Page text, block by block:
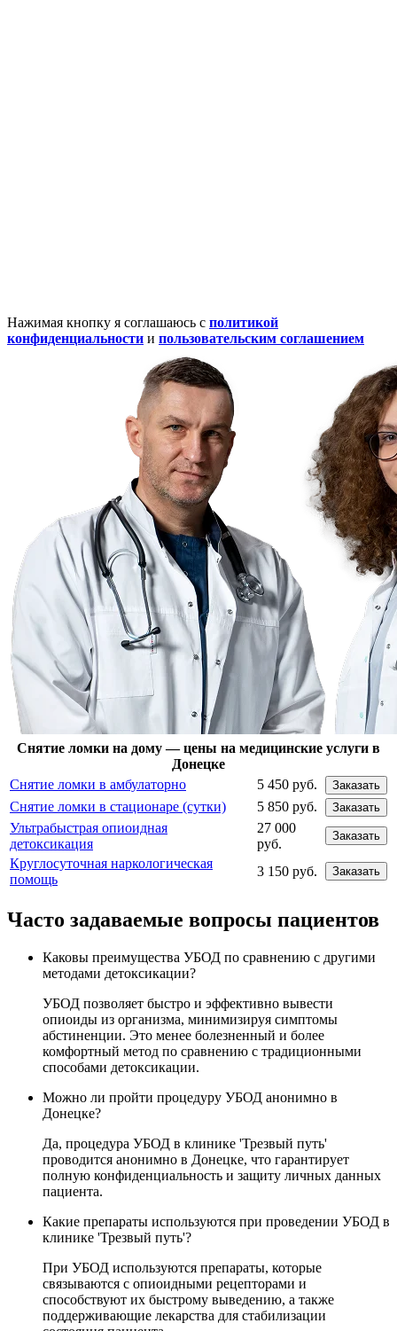
Нажимая кнопку я соглашаюсь с политикой
конфиденциальности и пользовательским соглашением
Снятие ломки на дому — цены на медицинские услуги в
Донецке
Снятие ломки в амбулаторно
5 450 руб. Заказать
Снятие ломки в стационаре (сутки) 5 850 руб. Заказать
Ультрабыстрая опиоидная
детоксикация
27 000
руб.
Заказать
Круглосуточная наркологическая
помощь
3 150 руб. Заказать
Часто задаваемые вопросы пациентов
Каковы преимущества УБОД по сравнению с другими
методами детоксикации?
УБОД позволяет быстро и эффективно вывести
опиоиды из организма, минимизируя симптомы
абстиненции. Это менее болезненный и более
комфортный метод по сравнению с традиционными
способами детоксикации.
Можно ли пройти процедуру УБОД анонимно в
Донецке?
Да, процедура УБОД в клинике 'Трезвый путь'
проводится анонимно в Донецке, что гарантирует
полную конфиденциальность и защиту личных данных
пациента.
Какие препараты используются при проведении УБОД в
клинике 'Трезвый путь'?
При УБОД используются препараты, которые
связываются с опиоидными рецепторами и
способствуют их быстрому выведению, а также
поддерживающие лекарства для стабилизации